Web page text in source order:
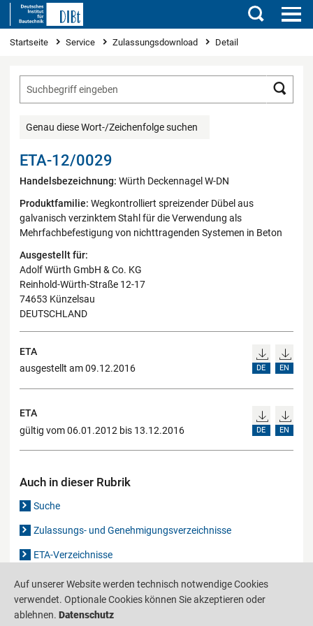
Suchen
Sie sind hier
Startseite Service Zulassungsdownload Detail
Genau diese Wort-/Zeichenfolge suchen
ETA-12/0029
Handelsbezeichnung: Würth Deckennagel W-DN
Produktfamilie: Wegkontrolliert spreizender Dübel aus
galvanisch verzinktem Stahl für die Verwendung als
Mehrfachbefestigung von nichttragenden Systemen in Beton
Ausgestellt für:
Adolf Würth GmbH & Co. KG
Reinhold-Würth-Straße 12-17
74653 Künzelsau
DEUTSCHLAND
ETA
ausgestellt am 09.12.2016
DE EN
ETA
gültig vom 06.01.2012 bis 13.12.2016
DE EN
Auch in dieser Rubrik
Suche
Zulassungs- und Genehmigungsverzeichnisse
ETA-Verzeichnisse
Gutachten-Verzeichnis
Auf unserer Website werden technisch notwendige Cookies
verwendet. Optionale Cookies können Sie akzeptieren oder
ablehnen. Datenschutz